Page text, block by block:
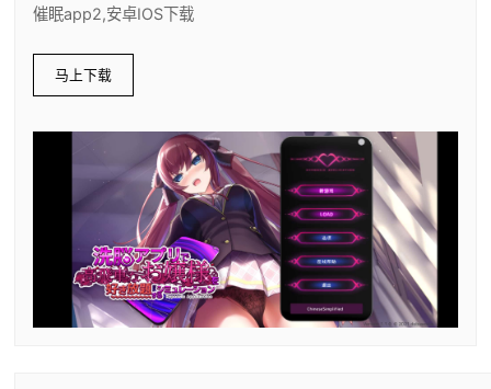
催眠app2,安卓IOS下载
马上下载